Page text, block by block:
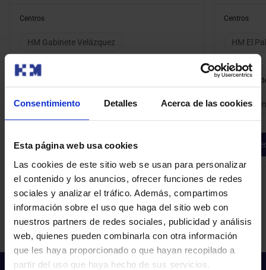
Consentimiento Detalles Acerca de las cookies
Esta página web usa cookies
Las cookies de este sitio web se usan para personalizar
el contenido y los anuncios, ofrecer funciones de redes
sociales y analizar el tráfico. Además, compartimos
información sobre el uso que haga del sitio web con
nuestros partners de redes sociales, publicidad y análisis
web, quienes pueden combinarla con otra información
que les haya proporcionado o que hayan recopilado a
partir del uso que haya hecho de sus servicios.
Centros
HM Gabinete Velázquez
Presencial
Pedir cita
Centros
HM El
Modalidad